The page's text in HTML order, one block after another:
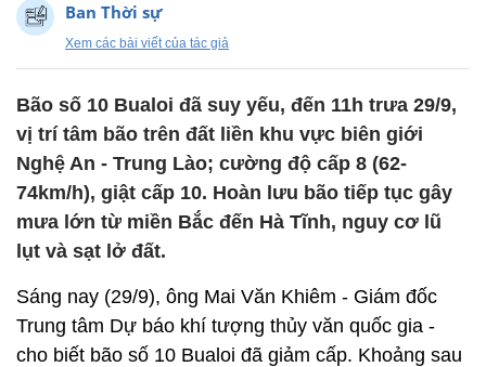
Ban Thời sự
Xem các bài viết của tác giả
Bão số 10 Bualoi đã suy yếu, đến 11h trưa 29/9,
vị trí tâm bão trên đất liền khu vực biên giới
Nghệ An - Trung Lào; cường độ cấp 8 (62-
74km/h), giật cấp 10. Hoàn lưu bão tiếp tục gây
mưa lớn từ miền Bắc đến Hà Tĩnh, nguy cơ lũ
lụt và sạt lở đất.
Sáng nay (29/9), ông Mai Văn Khiêm - Giám đốc
Trung tâm Dự báo khí tượng thủy văn quốc gia -
cho biết bão số 10 Bualoi đã giảm cấp. Khoảng sau